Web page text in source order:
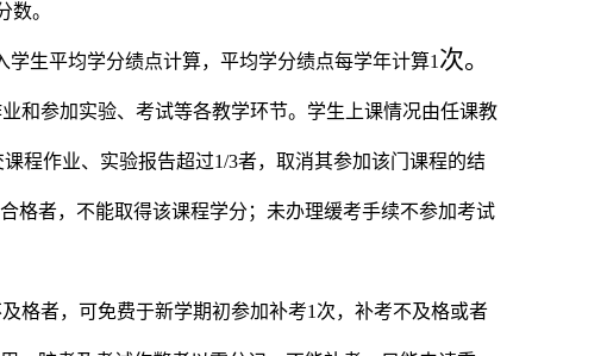
数。
生平均学分绩点计算，平均学分绩点每学年计算1 次。
和参加实验、考试等各教学环节。学生上课情况由任课教
程作业、实验报告超过1/3者，取消其参加该门课程的结
格者，不能取得该课程学分；未办理缓考手续不参加考试
格者，可免费于新学期初参加补考1 次，补考不及格或者